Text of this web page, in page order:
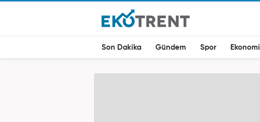
Son Dakika Gündem Spor Ekonomi